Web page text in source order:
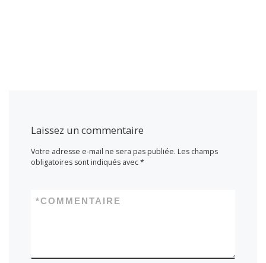
Laissez un commentaire
Votre adresse e-mail ne sera pas publiée. Les champs
obligatoires sont indiqués avec*
COMMENTAIRE
*